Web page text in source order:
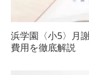
浜学園〈小5〉月
費用を徹底解説